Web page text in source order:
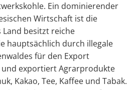
Ein dominierender
Wirtschaft ist die
Land besitzt reiche
hauptsächlich durch illegale
für den Export
und exportiert Agrarprodukte
Kakao, Tee, Kaffee und Tabak.